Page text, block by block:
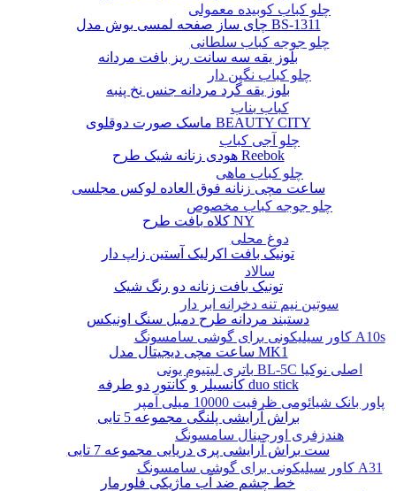
چلو کباب کوبیده معمولی
چلو جوجه کباب سلطانی
چلو کباب نگین دار
کباب بناب
چلو آجی کباب
چلو کباب ماهی
چلو جوجه کباب مخصوص
دوغ محلی
سالاد
سوتین نیم تنه دخرانه ابر دار
کاور سیلیکونی برای گوشی سامسونگ A10s
باتری لیتیوم یونی BL-5C اصلی نوکیا
پاور بانک شیائومی ظرفیت 10000 میلی آمپر
هندزفری اورجینال سامسونگ
کاور سیلیکونی برای گوشی سامسونگ A31
چای ساز صفحه لمسی بوش مدل BS-1311
بلوز یقه سه سانت ریز بافت مردانه
بلوز یقه گرد مردانه جنس نخ پنبه
ماسک صورت دوقلوی BEAUTY CITY
هودی زنانه شیک طرح Reebok
ساعت مچی زنانه فوق العاده لوکس مجلسی
کلاه بافت طرح NY
تونیک بافت اکرلیک آستین زاپ دار
تونیک بافت زنانه دو رنگ شیک
دستبند مردانه طرح دمبل سنگ اونیکس
ساعت مچی دیجیتال مدل MK1
کانسیلر و کانتور دو طرفه duo stick
براش آرایشی پلنگی مجموعه 5 تایی
ست براش آرایشی پری دریایی مجموعه 7 تایی
خط چشم ضد آب ماژیکی فلورمار